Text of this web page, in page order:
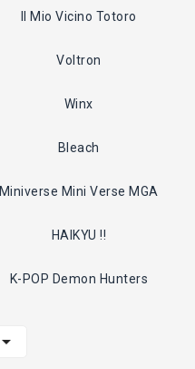
Il Mio Vicino Totoro
Voltron
Winx
Bleach
Miniverse Mini Verse MGA
HAIKYU !!
K-POP Demon Hunters
